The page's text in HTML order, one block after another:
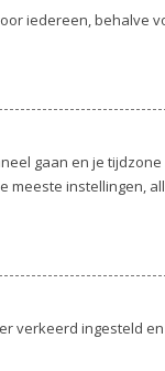
iedereen, behalve
gaan en je tijdzone
meeste instellingen,
verkeerd ingesteld